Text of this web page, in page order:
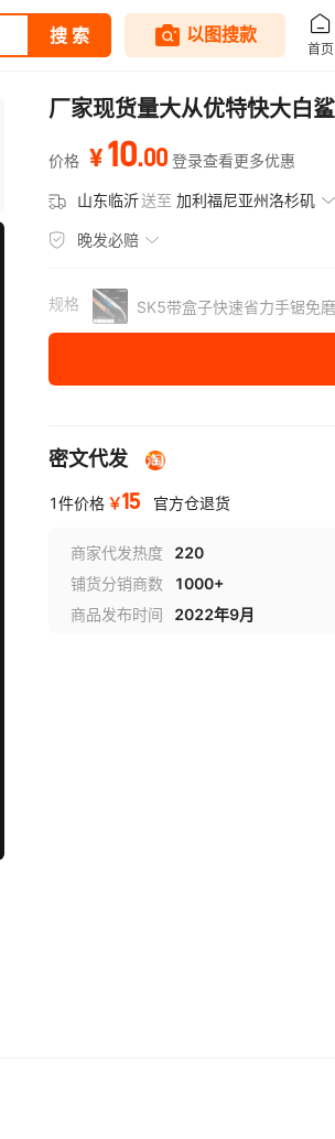
厂家现货量大从优特快大白
价格 ¥10.00 登录查看更多优惠
山东临沂送至 加利福尼亚州洛杉矶
晚发必赔
规格 SK5带盒子快速省力手锯免磨
密文代发
1件价格 ￥15 官方仓退货
商家代发热度
220
铺货分销商数
1000+
商品发布时间
2022年9月